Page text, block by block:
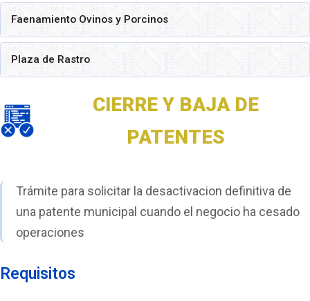
Faenamiento Ovinos y Porcinos
Plaza de Rastro
CIERRE Y BAJA DE
PATENTES
Trámite para solicitar la desactivacion definitiva de
una patente municipal cuando el negocio ha cesado
operaciones
Requisitos